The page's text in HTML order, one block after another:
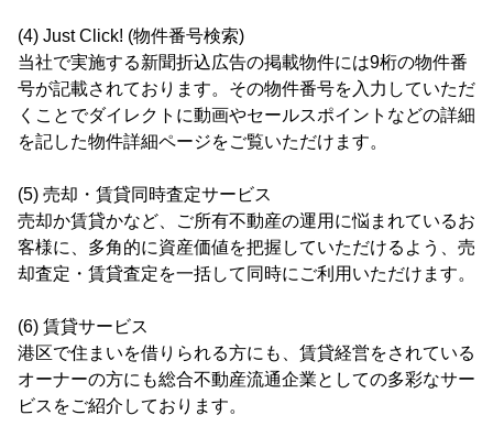
(4) Just Click! (物件番号検索)
当社で実施する新聞折込広告の掲載物件には9桁の物件番
号が記載されております。その物件番号を入力していただ
くことでダイレクトに動画やセールスポイントなどの詳細
を記した物件詳細ページをご覧いただけます。
(5) 売却・賃貸同時査定サービス
売却か賃貸かなど、ご所有不動産の運用に悩まれているお
客様に、多角的に資産価値を把握していただけるよう、売
却査定・賃貸査定を一括して同時にご利用いただけます。
(6) 賃貸サービス
港区で住まいを借りられる方にも、賃貸経営をされている
オーナーの方にも総合不動産流通企業としての多彩なサー
ビスをご紹介しております。